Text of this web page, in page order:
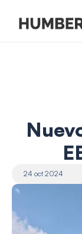
24 oct 2024